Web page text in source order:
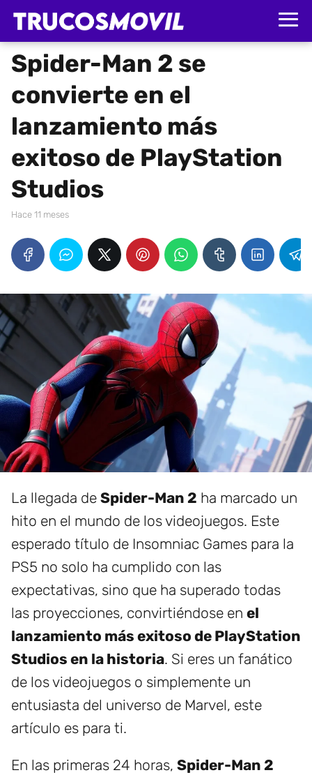
Spider-Man 2 se
convierte en el
lanzamiento más
exitoso de PlayStation
Studios
hace 11 meses
La llegada de Spider-Man 2 ha marcado un
hito en el mundo de los videojuegos. Este
esperado título de Insomniac Games para la
PS5 no solo ha cumplido con las
expectativas, sino que ha superado todas
las proyecciones, convirtiéndose en el
lanzamiento más exitoso de PlayStation
Studios en la historia. Si eres un fanático
de los videojuegos o simplemente un
entusiasta del universo de Marvel, este
artículo es para ti.
En las primeras 24 horas, Spider-Man 2